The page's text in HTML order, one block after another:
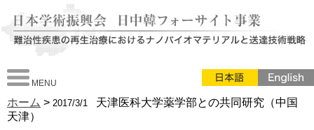
MENU
ホーム > 2017/3/1
天津医科大学薬学部との共同研究（中国
天津）